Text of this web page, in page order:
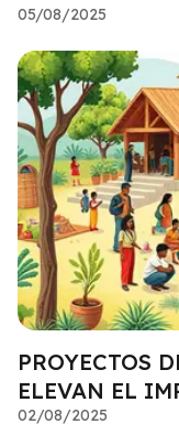
05/08/2025
PROYECTOS
ELEVAN EL
02/08/2025